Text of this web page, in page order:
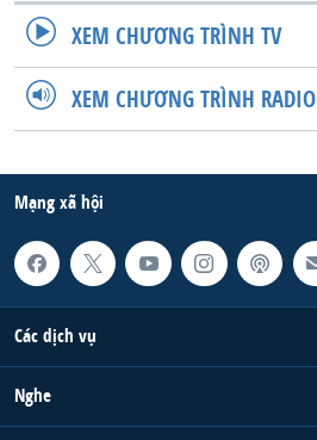
XEM CHƯƠNG TRÌNH TV
XEM CHƯƠNG TRÌNH RADIO
Mạng xã hội
Các dịch vụ
Nghe